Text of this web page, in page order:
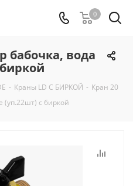
0
бабочка, вода
- Краны LD С БИРКОЙ - Кран 20
(уп.22шт) с биркой